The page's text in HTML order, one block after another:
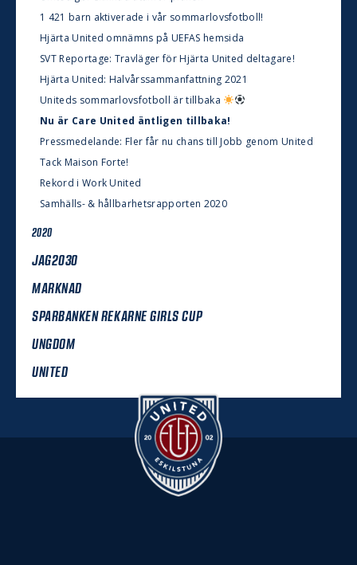
1 421 barn aktiverade i vår sommarlovsfotboll!
Hjärta United omnämns på UEFAS hemsida
SVT Reportage: Travläger för Hjärta United deltagare!
Hjärta United: Halvårssammanfattning 2021
Uniteds sommarlovsfotboll är tillbaka
Nu är Care United äntligen tillbaka!
Pressmedelande: Fler får nu chans till Jobb genom United
Tack Maison Forte!
Rekord i Work United
Samhälls- & hållbarhetsrapporten 2020
2020
JAG2030
MARKNAD
SPARBANKEN REKARNE GIRLS CUP
UNGDOM
UNITED